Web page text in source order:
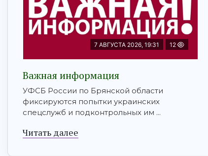
7 АВГУСТА 2026, 19:31 12
Важная информация
УФСБ России по Брянской области
фиксируются попытки украинских
спецслужб и подконтрольных им ...
Читать далее